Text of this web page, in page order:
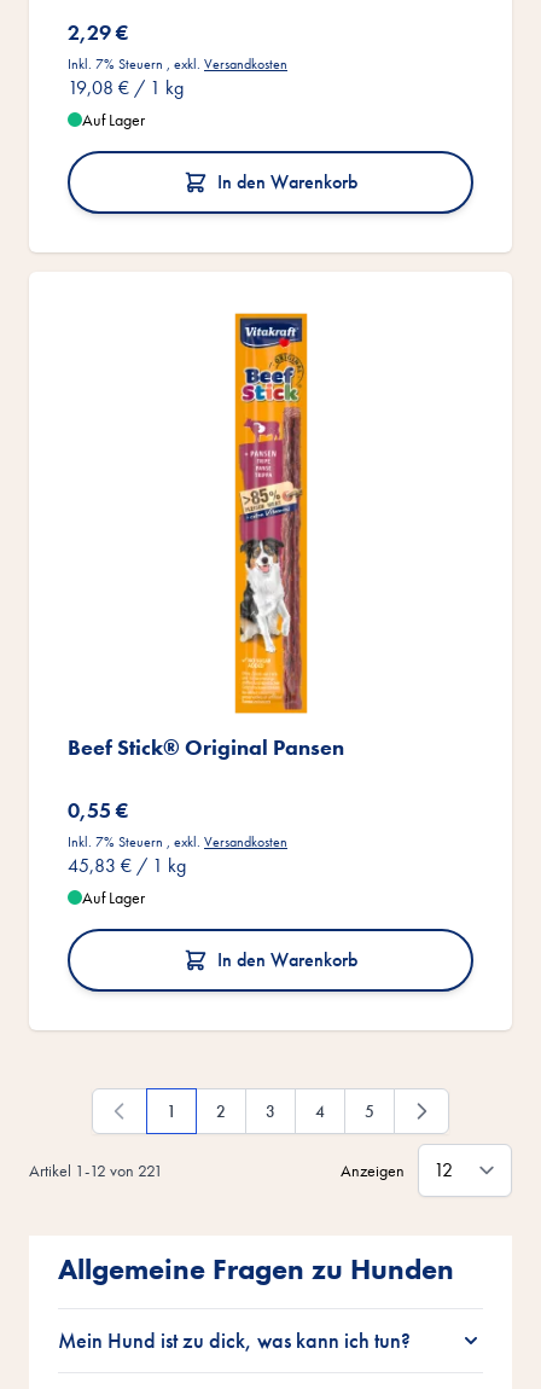
2,29 €
Inkl. 7% Steuern , exkl. Versandkosten
19,08 € / 1 kg
Auf Lager
In den Warenkorb
Beef Stick® Original Pansen
0,55 €
Inkl. 7% Steuern , exkl. Versandkosten
45,83 € / 1 kg
Auf Lager
In den Warenkorb
Artikel 1-12 von 221
Du liest gerade die Seite
1 Seite
2 Seite
3 Seite
4 Seite
5
Anzeigen
Allgemeine Fragen zu Hunden
Mein Hund ist zu dick, was kann ich tun?